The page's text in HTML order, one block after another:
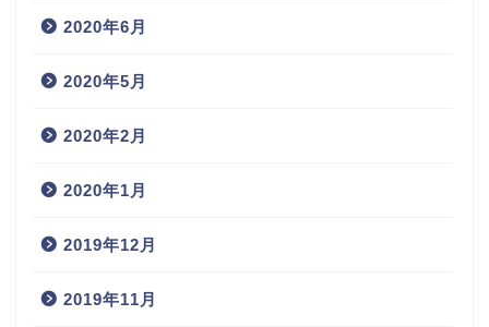
2020年6月
2020年5月
2020年2月
2020年1月
2019年12月
2019年11月